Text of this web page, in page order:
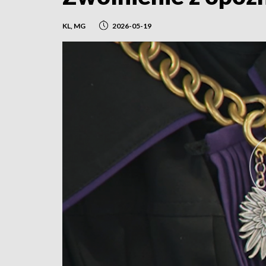
KL, MG 2026-05-19